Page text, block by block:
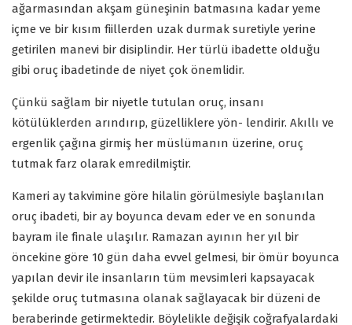
ağarmasından akşam güneşinin batmasına kadar yeme
içme ve bir kısım fiillerden uzak durmak suretiyle yerine
getirilen manevi bir disiplindir. Her türlü ibadette olduğu
gibi oruç ibadetinde de niyet çok önemlidir.
Çünkü sağlam bir niyetle tutulan oruç, insanı
kötülüklerden arındırıp, güzelliklere yön- lendirir. Akıllı ve
ergenlik çağına girmiş her müslümanın üzerine, oruç
tutmak farz olarak emredilmiştir.
Kameri ay takvimine göre hilalin görülmesiyle başlanılan
oruç ibadeti, bir ay boyunca devam eder ve en sonunda
bayram ile finale ulaşılır. Ramazan ayının her yıl bir
öncekine göre 10 gün daha evvel gelmesi, bir ömür boyunca
yapılan devir ile insanların tüm mevsimleri kapsayacak
şekilde oruç tutmasına olanak sağlayacak bir düzeni de
beraberinde getirmektedir. Böylelikle değişik coğrafyalardaki